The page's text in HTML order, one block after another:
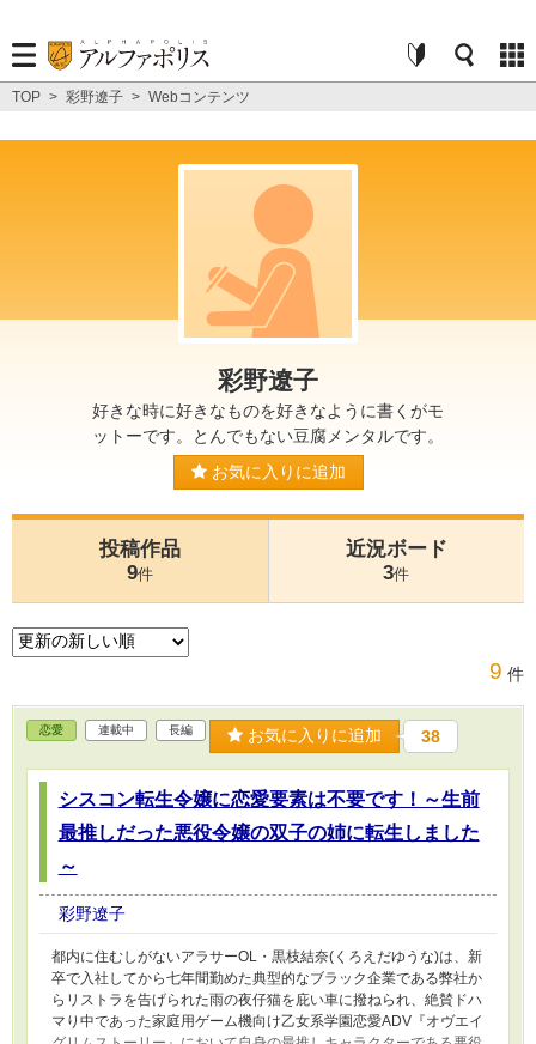
TOP > 彩野遼子 > Webコンテンツ
彩野遼子
好きな時に好きなものを好きなように書くがモ
ットーです。とんでもない豆腐メンタルです。
お気に入りに追加
投稿作品
9件
近況ボード
3件
9 件
恋愛 連載中 長編 お気に入りに追加 38
シスコン転生令嬢に恋愛要素は不要です！～生前
最推しだった悪役令嬢の双子の姉に転生しました
～
彩野遼子
都内に住むしがないアラサーOL・黒枝結奈(くろえだゆうな)は、新
卒で入社してから七年間勤めた典型的なブラック企業である弊社か
らリストラを告げられた雨の夜仔猫を庇い車に撥ねられ、絶賛ドハ
マり中であった家庭用ゲーム機向け乙女系学園恋愛ADV『オヴエイ